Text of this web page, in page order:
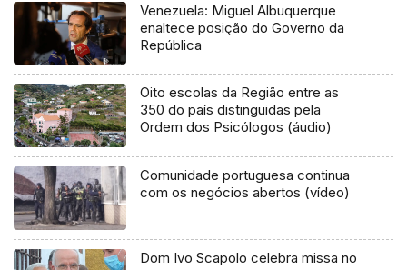
Venezuela: Miguel Albuquerque
enaltece posição do Governo da
República
Oito escolas da Região entre as
350 do país distinguidas pela
Ordem dos Psicólogos (áudio)
Comunidade portuguesa continua
com os negócios abertos (vídeo)
Dom Ivo Scapolo celebra missa no